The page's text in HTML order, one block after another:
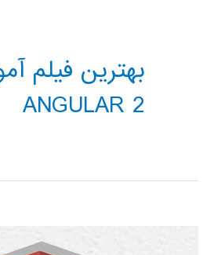
بهترین فیلم
ANGULAR 2